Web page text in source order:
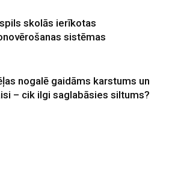
skolās ierīkotas
sistēmas
nogalē gaidāms karstums un
– cik ilgi saglabāsies siltums?